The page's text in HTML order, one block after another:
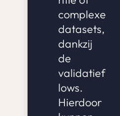
complexe
datasets,
dankzij
de
validatief
lows.
Hierdoor